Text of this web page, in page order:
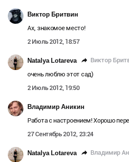
Виктор Бритвин
Ах, знакомое место!
2 Июль 2012, 18:57
Natalya Lotareva Виктор
очень люблю этот сад)
2 Июль 2012, 19:50
Владимир Аникин
Работа с настроением! Хорошо
27 Сентябрь 2012, 23:24
Natalya Lotareva Владимир